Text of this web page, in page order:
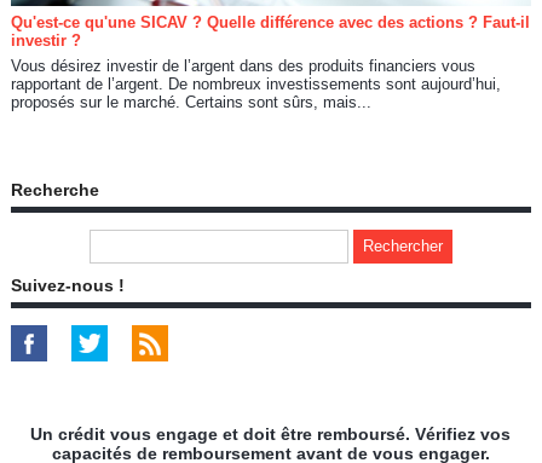
Qu'est-ce qu'une SICAV ? Quelle différence avec des actions ? Faut-il
investir ?
Vous désirez investir de l’argent dans des produits financiers vous
rapportant de l’argent. De nombreux investissements sont aujourd’hui,
proposés sur le marché. Certains sont sûrs, mais...
Recherche
Suivez-nous !
Un crédit vous engage et doit être remboursé. Vérifiez vos
capacités de remboursement avant de vous engager.